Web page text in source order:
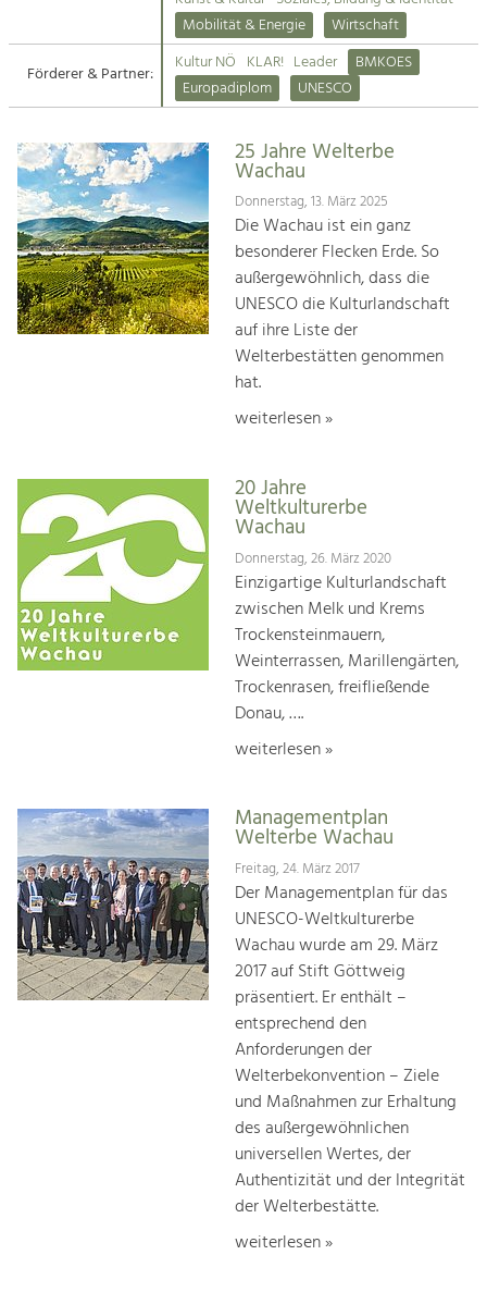
Suche
Impressum
Kontakt
Tourismus
Angebotsentwicklung und
Kunst & Kultur
Handwerk, Wissenschaft und Forschung.
Soziales, Bildung &
Identität
Gleichberechtigung, Jugend und
Integration
Mobilität & Energie
Klimawandel, öffentlicher Verkehr und
Mobilität & Energie
Wirtschaft
Förderer & Partner:
Kultur NÖ KLAR! Leader
BMKOES
Europadiplom
UNESCO
25 Jahre Welterbe
Wachau
Donnerstag, 13. März 2025
Die Wachau ist ein ganz
besonderer Flecken Erde. So
außergewöhnlich, dass die
UNESCO die Kulturlandschaft
auf ihre Liste der
Welterbestätten genommen
hat.
weiterlesen »
20 Jahre
Weltkulturerbe
Wachau
Donnerstag, 26. März 2020
Einzigartige Kulturlandschaft
zwischen Melk und Krems
Trockensteinmauern,
Weinterrassen, Marillengärten,
Trockenrasen, freifließende
Donau, ….
weiterlesen »
Managementplan
Welterbe Wachau
Freitag, 24. März 2017
Der Managementplan für das
UNESCO-Weltkulturerbe
Wachau wurde am 29. März
2017 auf Stift Göttweig
präsentiert. Er enthält –
entsprechend den
Anforderungen der
Welterbekonvention – Ziele
und Maßnahmen zur Erhaltung
des außergewöhnlichen
universellen Wertes, der
Authentizität und der Integrität
der Welterbestätte.
weiterlesen »